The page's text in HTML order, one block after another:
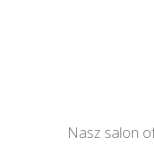
Nasz salon